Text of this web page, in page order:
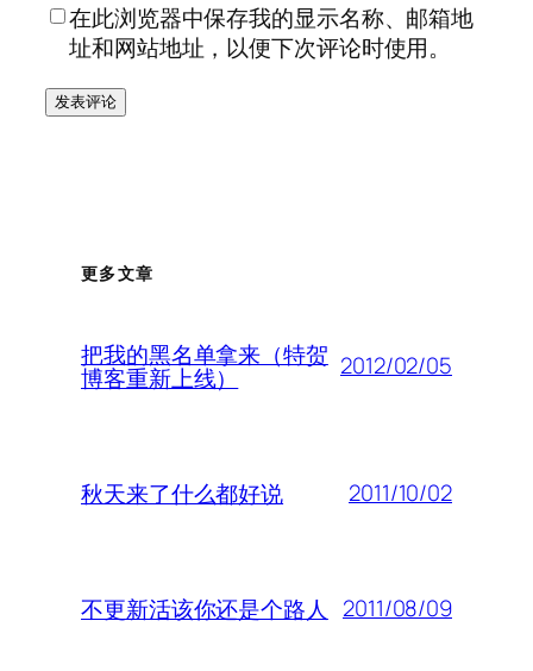
在此浏览器中保存我的显示名称、邮箱地
址和网站地址，以便下次评论时使用。
更多文章
把我的黑名单拿来（特贺
博客重新上线） 2012/02/05
秋天来了什么都好说 2011/10/02
不更新活该你还是个路人 2011/08/09